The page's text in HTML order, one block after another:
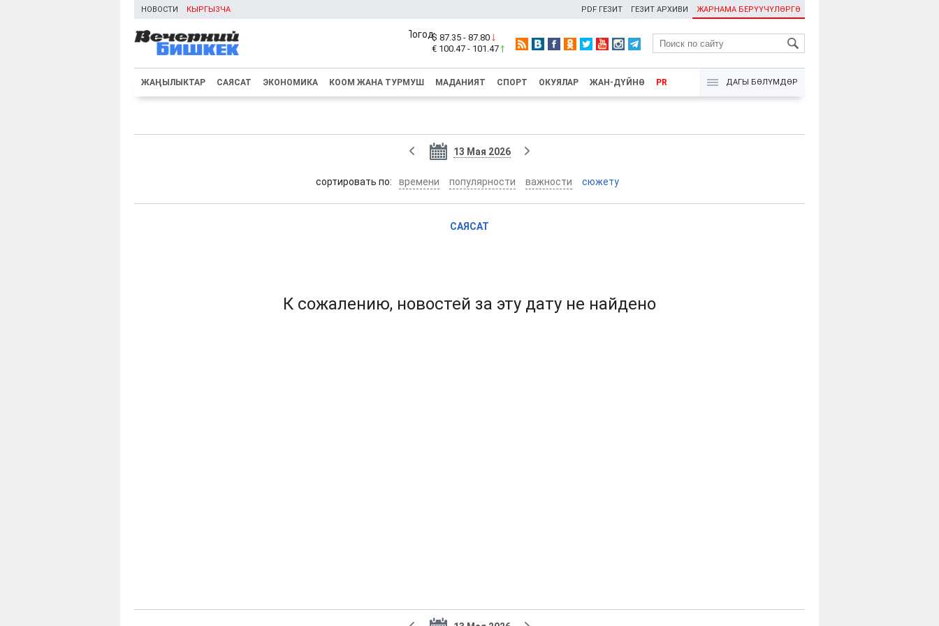
НОВОСТИ КЫРГЫЗЧА ЖАРНАМА БЕРҮҮЧҮЛӨРГӨ
ГЕЗИТ АРХИВИ
PDF ГЕЗИТ
RU
$ 87.35 - 87.80
€ 100.47 - 101.47
ЖАҢЫЛЫКТАР САЯСАТ ЭКОНОМИКА КООМ ЖАНА ТУРМУШ МАДАНИЯТ СПОРТ ОКУЯЛАР ЖАН-ДҮЙНӨ PR ДАГЫ БӨЛҮМДӨР
13 Мая 2026
cортировать по: времени популярности важности сюжету
САЯСАТ
К сожалению, новостей за эту дату не найдено